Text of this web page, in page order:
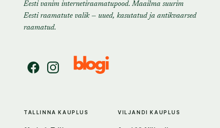
Eesti vanim internetiraamatupood. Maailma suurim
Eesti raamatute valik — uued, kasutatud ja antikvaarsed
raamatud.
TALLINNA KAUPLUS VILJANDI KAUPLUS